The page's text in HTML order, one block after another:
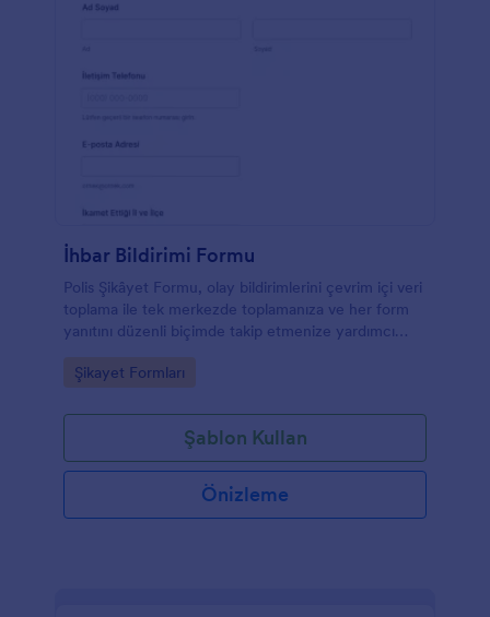
İhbar Bildirimi Formu
Polis Şikâyet Formu, olay bildirimlerini çevrim içi veri
toplama ile tek merkezde toplamanıza ve her form
yanıtını düzenli biçimde takip etmenize yardımcı
Go to Category:
Şikayet Formları
Şablon Kullan
Önizleme